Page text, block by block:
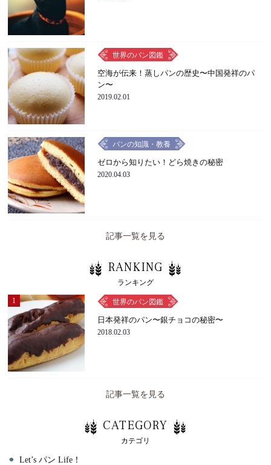
世界のパン図鑑
空海が伝来！蒸しパンの歴史〜中国発祥のパ
ン〜
2019.02.01
パンの知識・教養
ゼロから知りたい！どら焼きの秘密
2020.04.03
記事一覧を見る
RANKING
ランキング
1 世界のパン図鑑
日本発祥のパン〜銀チョコの秘密〜
2018.02.03
記事一覧を見る
CATEGORY
カテゴリ
⚫︎ Let’s パン Life！